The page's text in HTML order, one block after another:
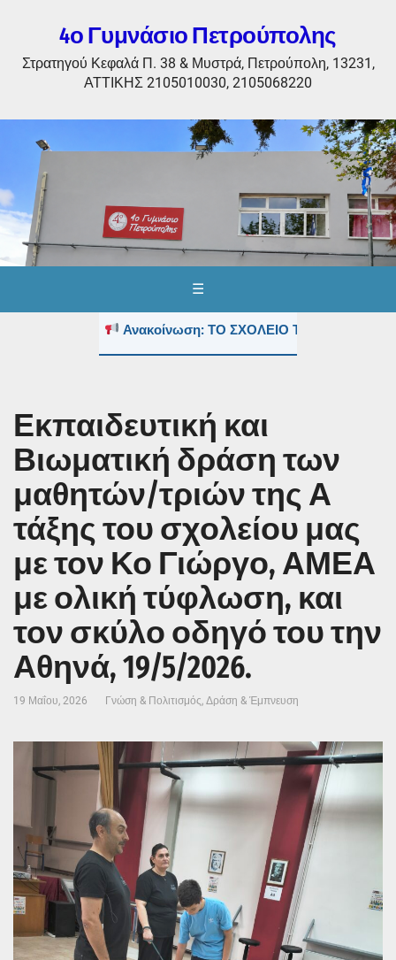
4ο Γυμνάσιο Πετρούπολης
Στρατηγού Κεφαλά Π. 38 & Μυστρά, Πετρούπολη, 13231,
ΑΤΤΙΚΗΣ 2105010030, 2105068220
☰
Ανακοίνωση: ΤΟ ΣΧΟΛΕΙΟ ΤΟΥΣ
Εκπαιδευτική και
Βιωματική δράση των
μαθητών/τριών της Α
τάξης του σχολείου μας
με τον Κο Γιώργο, ΑΜΕΑ
με ολική τύφλωση, και
τον σκύλο οδηγό του την
Αθηνά, 19/5/2026.
19 Μαΐου, 2026 Γνώση & Πολιτισμός Δράση & Έμπνευση